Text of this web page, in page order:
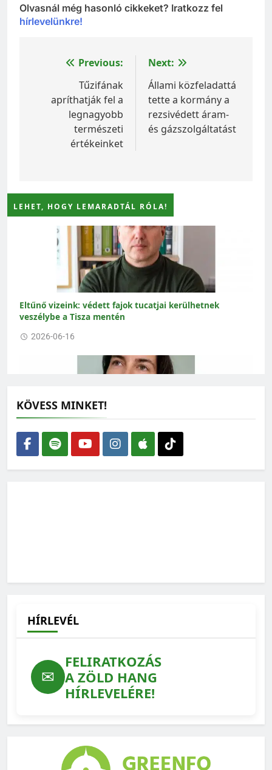
Olvasnál még hasonló cikkeket? Iratkozz fel
hírlevelünkre!
Bejegyzés
navigáció
Previous:
Tűzifának
apríthatják fel a
legnagyobb
természeti
értékeinket
Next:
Állami közfeladattá
tette a kormány a
rezsivédett áram-
és gázszolgáltatást
LEHET, HOGY LEMARADTÁL RÓLA!
Eltűnő vizeink: védett fajok tucatjai kerülhetnek
veszélybe a Tisza mentén
2026-06-16
Amikor az ökológus rajzolni kezd – interjú Gallé-Szpisjak
Nikolettel
2026-06-01
KÖVESS MINKET!
HÍRLEVÉL
✉
FELIRATKOZÁS
A ZÖLD HANG
HÍRLEVELÉRE!